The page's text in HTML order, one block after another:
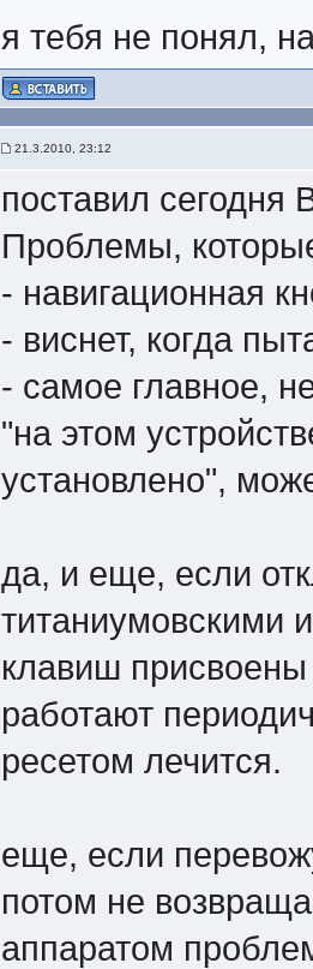
я тебя не понял,
21.3.2010, 23:12
поставил сегодня
Проблемы,
- навигационная
- виснет, когда
- самое главное,
"на этом
установлено",
да, и еще, если
титаниумовскими
клавиш
работают
ресетом лечится.
еще, если
потом не
аппаратом